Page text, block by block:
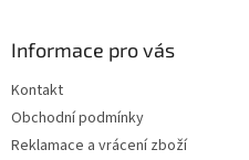
Informace pro vás
Kontakt
Obchodní podmínky
Reklamace a vrácení zboží